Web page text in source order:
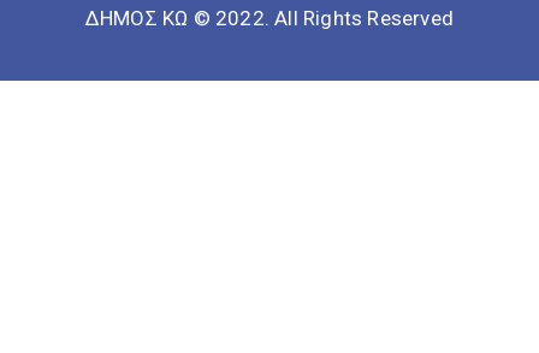
ΔΗΜΟΣ ΚΩ © 2022. All Rights Reserved